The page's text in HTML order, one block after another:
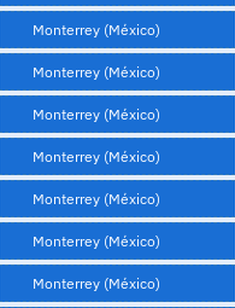
Monterrey (México)
Monterrey (México)
Monterrey (México)
Monterrey (México)
Monterrey (México)
Monterrey (México)
Monterrey (México)